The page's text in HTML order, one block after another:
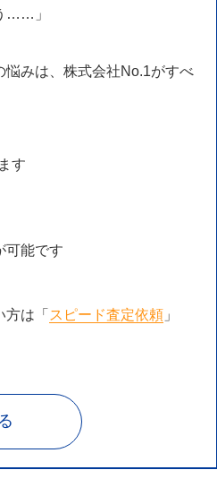
……」
悩みは、株式会社No.1がすべ
す
可能です
は「 スピード査定依頼」